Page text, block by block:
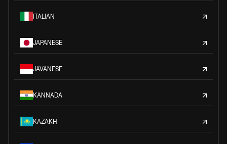
ITALIAN
JAPANESE
JAVANESE
KANNADA
KAZAKH